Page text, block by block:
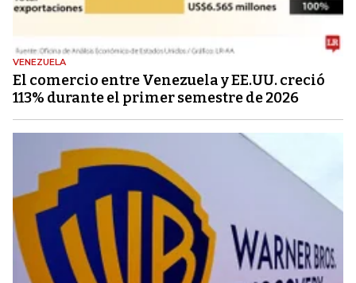
VENEZUELA
El comercio entre Venezuela y EE.UU. creció
113% durante el primer semestre de 2026